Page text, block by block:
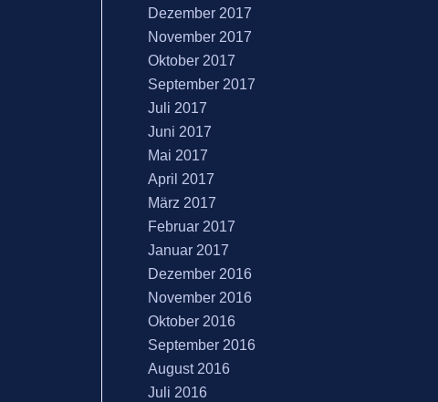
Dezember 2017
November 2017
Oktober 2017
September 2017
Juli 2017
Juni 2017
Mai 2017
April 2017
März 2017
Februar 2017
Januar 2017
Dezember 2016
November 2016
Oktober 2016
September 2016
August 2016
Juli 2016